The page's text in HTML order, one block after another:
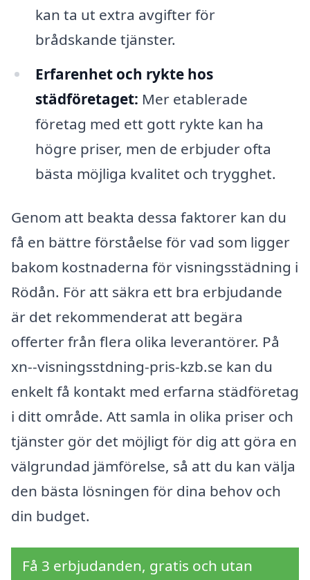
kan ta ut extra avgifter för
brådskande tjänster.
Erfarenhet och rykte hos
städföretaget: Mer etablerade
företag med ett gott rykte kan ha
högre priser, men de erbjuder ofta
bästa möjliga kvalitet och trygghet.
Genom att beakta dessa faktorer kan du
få en bättre förståelse för vad som ligger
bakom kostnaderna för visningsstädning i
Rödån. För att säkra ett bra erbjudande
är det rekommenderat att begära
offerter från flera olika leverantörer. På
xn--visningsstdning-pris-kzb.se kan du
enkelt få kontakt med erfarna städföretag
i ditt område. Att samla in olika priser och
tjänster gör det möjligt för dig att göra en
välgrundad jämförelse, så att du kan välja
den bästa lösningen för dina behov och
din budget.
Få 3 erbjudanden, gratis och utan